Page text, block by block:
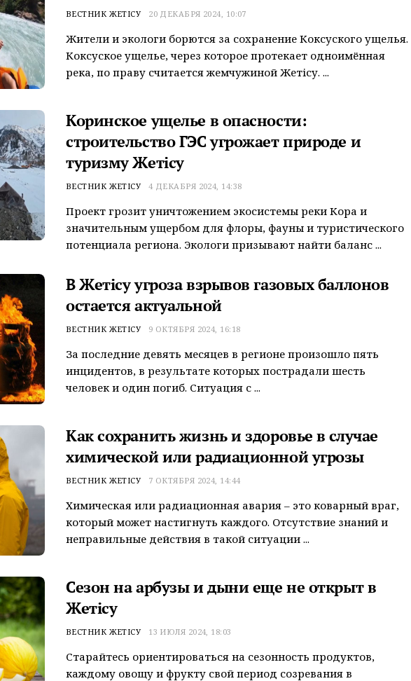
ВЕСТНИК ЖЕТІСУ 20 ДЕКАБРЯ 2024, 10:07
Жители и экологи борются за сохранение Коксуского ущелья.
Коксуское ущелье, через которое протекает одноимённая
река, по праву считается жемчужиной Жетісу. ...
Коринское ущелье в опасности:
строительство ГЭС угрожает природе и
туризму Жетісу
ВЕСТНИК ЖЕТІСУ 4 ДЕКАБРЯ 2024, 14:38
Проект грозит уничтожением экосистемы реки Кора и
значительным ущербом для флоры, фауны и туристического
потенциала региона. Экологи призывают найти баланс ...
В Жетісу угроза взрывов газовых баллонов
остается актуальной
ВЕСТНИК ЖЕТІСУ 9 ОКТЯБРЯ 2024, 16:18
За последние девять месяцев в регионе произошло пять
инцидентов, в результате которых пострадали шесть
человек и один погиб. Ситуация с ...
Как сохранить жизнь и здоровье в случае
химической или радиационной угрозы
ВЕСТНИК ЖЕТІСУ 7 ОКТЯБРЯ 2024, 14:44
Химическая или радиационная авария – это коварный враг,
который может настигнуть каждого. Отсутствие знаний и
неправильные действия в такой ситуации ...
Сезон на арбузы и дыни еще не открыт в
Жетісу
ВЕСТНИК ЖЕТІСУ 13 ИЮЛЯ 2024, 18:03
Старайтесь ориентироваться на сезонность продуктов,
каждому овощу и фрукту свой период созревания в